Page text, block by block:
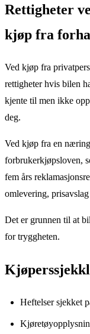
Rettigheter
kjøp fra
Ved kjøp fra
rettigheter hvis bilen
kjente til men ikke
deg.
Ved kjøp fra en
forbrukerkjøpsloven,
fem års
omlevering,
Det er grunnen til at
for tryggheten.
Heftelser sjekket